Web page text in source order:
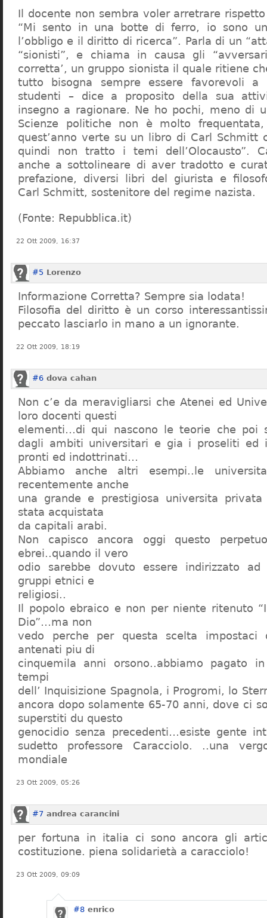
Il docente non sembra voler arretrare
“Mi sento in una botte di ferro, io sono
l’obbligo e il diritto di ricerca”. Parla di un
“sionisti”, e chiama in causa gli
corretta’, un gruppo sionista il quale ritiene
tutto bisogna sempre essere favorevoli a
studenti – dice a proposito della sua
insegno a ragionare. Ne ho pochi, meno di
Scienze politiche non è molto
quest’anno verte su un libro di Carl Schmitt
quindi non tratto i temi dell’Olocausto”.
anche a sottolineare di aver tradotto e
prefazione, diversi libri del giurista e
Carl Schmitt, sostenitore del regime nazista.
(Fonte: Repubblica.it)
22 Ott 2009, 16:37
#5 Lorenzo
Informazione Corretta? Sempre sia lodata!
Filosofia del diritto è un corso
peccato lasciarlo in mano a un ignorante.
22 Ott 2009, 18:19
#6 dova cahan
Non c’e da meravigliarsi che Atenei ed
loro docenti questi
elementi…di qui nascono le teorie che poi
dagli ambiti universitari e gia i proseliti ed
pronti ed indottrinati…
Abbiamo anche altri esempi..le
recentemente anche
una grande e prestigiosa universita
stata acquistata
da capitali arabi.
Non capisco ancora oggi questo
ebrei..quando il vero
odio sarebbe dovuto essere indirizzato
gruppi etnici e
religiosi..
Il popolo ebraico e non per niente ritenuto
Dio”…ma non
vedo perche per questa scelta
antenati piu di
cinquemila anni orsono..abbiamo pagato
tempi
dell’ Inquisizione Spagnola, i Progromi, lo
ancora dopo solamente 65-70 anni, dove ci
superstiti du questo
genocidio senza precedenti…esiste gente
sudetto professore Caracciolo. ..una
mondiale
23 Ott 2009, 05:26
#7 andrea carancini
per fortuna in italia ci sono ancora gli
costituzione. piena solidarietà a caracciolo!
23 Ott 2009, 09:09
#8 enrico